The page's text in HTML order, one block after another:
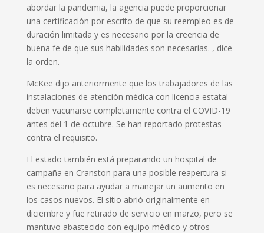
abordar la pandemia, la agencia puede proporcionar
una certificación por escrito de que su reempleo es de
duración limitada y es necesario por la creencia de
buena fe de que sus habilidades son necesarias. , dice
la orden.
McKee dijo anteriormente que los trabajadores de las
instalaciones de atención médica con licencia estatal
deben vacunarse completamente contra el COVID-19
antes del 1 de octubre. Se han reportado protestas
contra el requisito.
El estado también está preparando un hospital de
campaña en Cranston para una posible reapertura si
es necesario para ayudar a manejar un aumento en
los casos nuevos. El sitio abrió originalmente en
diciembre y fue retirado de servicio en marzo, pero se
mantuvo abastecido con equipo médico y otros